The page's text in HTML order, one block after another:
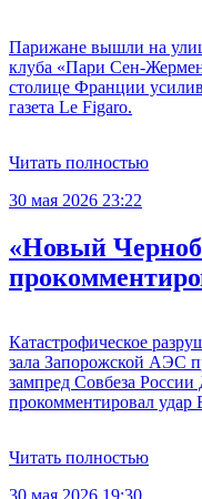
Парижане вышли на
клуба «Пари Сен-
столице Франции
газета Le Figaro.
Читать полностью
30 мая 2026 23:22
«Новый
Катастрофическое
зала Запорожской АЭС
зампред Совбеза
прокомментировал
Читать полностью
30 мая 2026 19:30